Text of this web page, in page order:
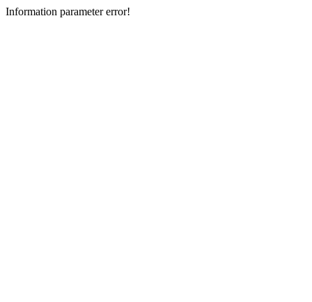
Information parameter error!